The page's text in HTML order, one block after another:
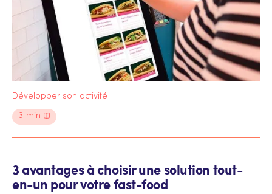
Développer son activité
3 min
3 avantages à choisir une solution tout-
en-un pour votre fast-food